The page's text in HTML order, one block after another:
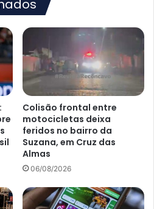
Colisão frontal entre
motocicletas deixa
feridos no bairro da
Suzana, em Cruz das
Almas
06/08/2026